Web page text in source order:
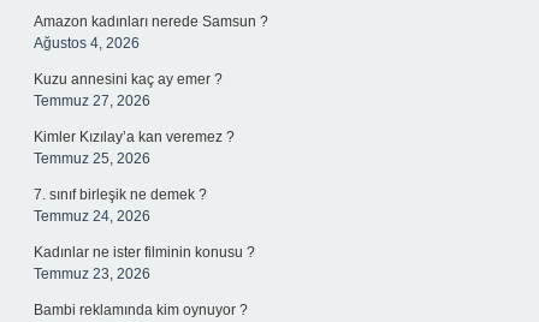
Amazon kadınları nerede Samsun ?
Ağustos 4, 2026
Kuzu annesini kaç ay emer ?
Temmuz 27, 2026
Kimler Kızılay’a kan veremez ?
Temmuz 25, 2026
7. sınıf birleşik ne demek ?
Temmuz 24, 2026
Kadınlar ne ister filminin konusu ?
Temmuz 23, 2026
Bambi reklamında kim oynuyor ?